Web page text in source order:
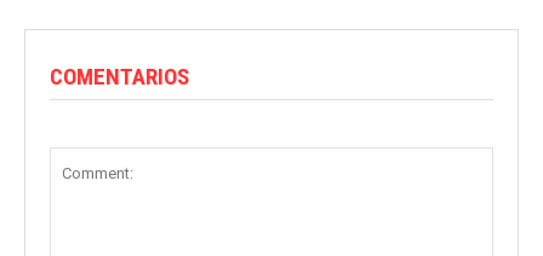
COMENTARIOS